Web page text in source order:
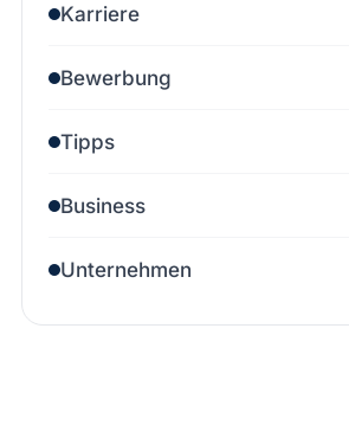
Karriere
Bewerbung
Tipps
Business
Unternehmen